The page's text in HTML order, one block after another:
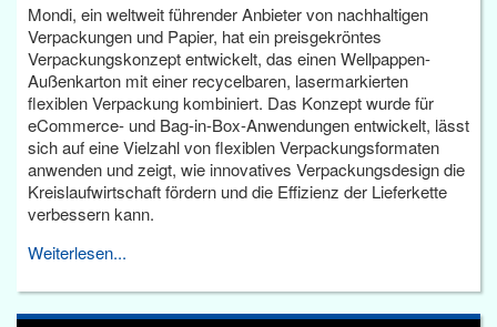
Mondi, ein weltweit führender Anbieter von nachhaltigen
Verpackungen und Papier, hat ein preisgekröntes
Verpackungskonzept entwickelt, das einen Wellpappen-
Außenkarton mit einer recycelbaren, lasermarkierten
flexiblen Verpackung kombiniert. Das Konzept wurde für
eCommerce- und Bag-in-Box-Anwendungen entwickelt, lässt
sich auf eine Vielzahl von flexiblen Verpackungsformaten
anwenden und zeigt, wie innovatives Verpackungsdesign die
Kreislaufwirtschaft fördern und die Effizienz der Lieferkette
verbessern kann.
Weiterlesen...